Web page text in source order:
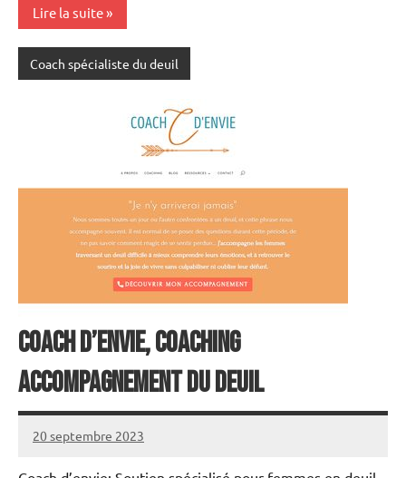
Lire la suite
Coach spécialiste du deuil
Coach d’envie, Coaching
accompagnement du deuil
20 septembre 2023
annuairecoaching